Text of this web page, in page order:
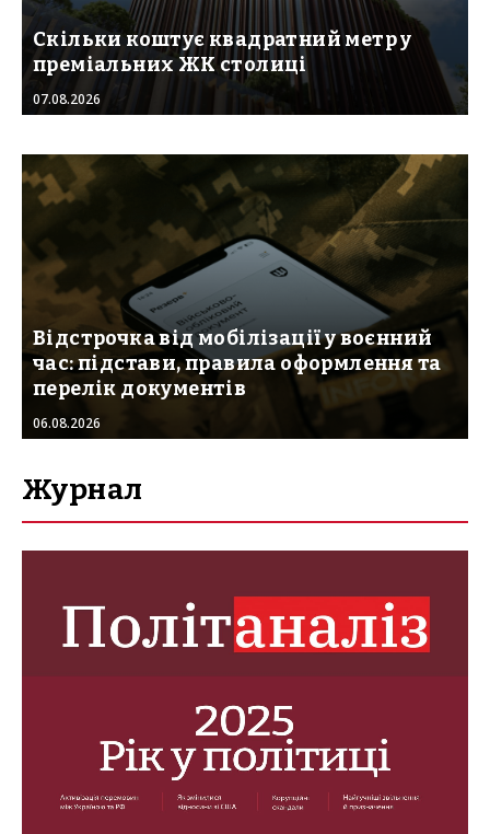
Скільки коштує квадратний метр у
преміальних ЖК столиці
07.08.2026
Відстрочка від мобілізації у воєнний
час: підстави, правила оформлення та
перелік документів
06.08.2026
Журнал